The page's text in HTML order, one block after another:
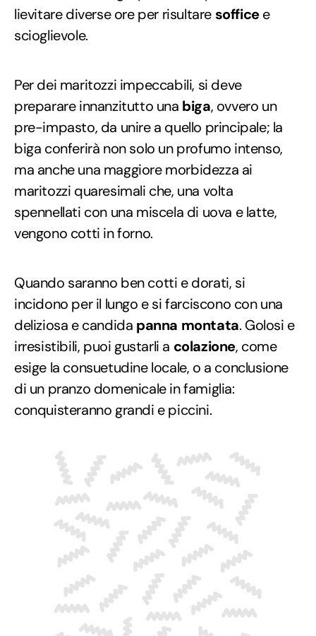
lievitare diverse ore per risultare sofficee
scioglievole.
Per dei maritozzi impeccabili, si deve
preparare innanzitutto una biga, ovvero un
pre-impasto, da unire a quello principale; la
biga conferirà non solo un profumo intenso,
ma anche una maggiore morbidezza ai
maritozzi quaresimali che, una volta
spennellati con una miscela di uova e latte,
vengono cotti in forno.
Quando saranno ben cotti e dorati, si
incidono per il lungo e si farciscono con una
deliziosa e candida panna montata. Golosi e
irresistibili, puoi gustarli a colazione, come
esige la consuetudine locale, o a conclusione
di un pranzo domenicale in famiglia:
conquisteranno grandi e piccini.